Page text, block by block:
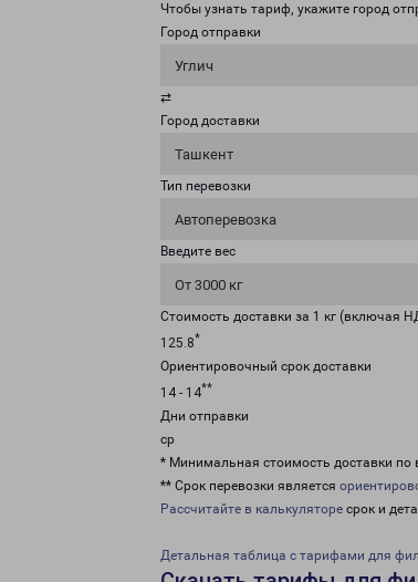
Чтобы узнать тариф, укажите город
Город отправки
Углич
⇄
Город доставки
Ташкент
Тип перевозки
Автоперевозка
Введите вес
От 3000 кг
Стоимость доставки за 1 кг (включая
125.8*
Ориентировочный срок доставки
14 - 14**
Дни отправки
ср
* Минимальная стоимость доставки
** Срок перевозки является
Рассчитайте в калькуляторе срок и
Детальная таблица с тарифами для